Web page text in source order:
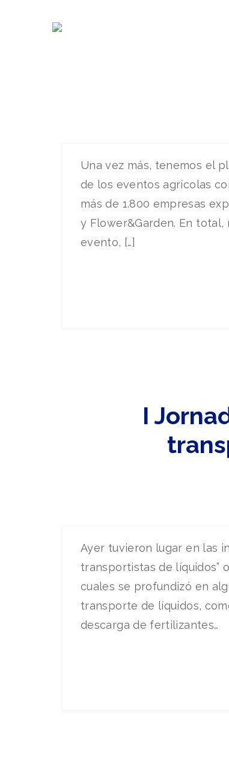
Una vez más, tenemos el
de los eventos agrícolas
más de 1.800 empresas
y Flower&Garden. En
evento, […]
I
Ayer tuvieron lugar en las
transportistas de líquidos”
cuales se profundizó en
transporte de líquidos,
descarga de fertilizantes…